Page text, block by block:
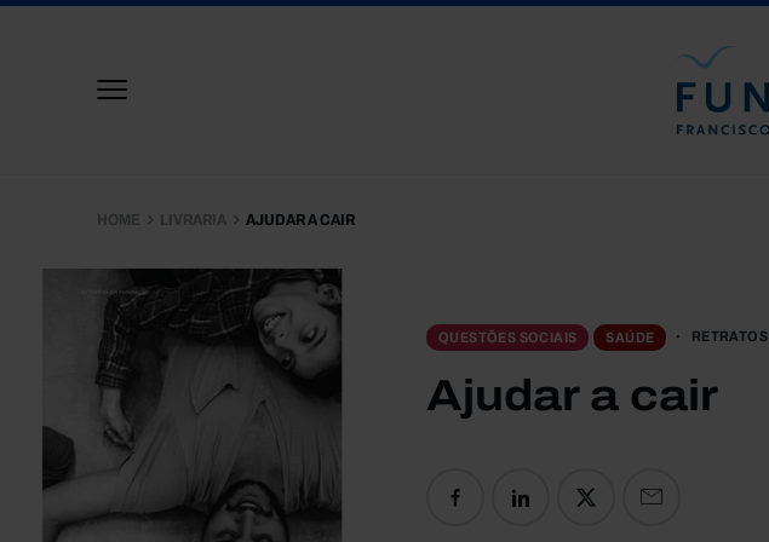
HOME LIVRARIA AJUDAR A CAIR
QUESTÕES SOCIAIS SAÚDE RETRATOS
Ajudar a cair